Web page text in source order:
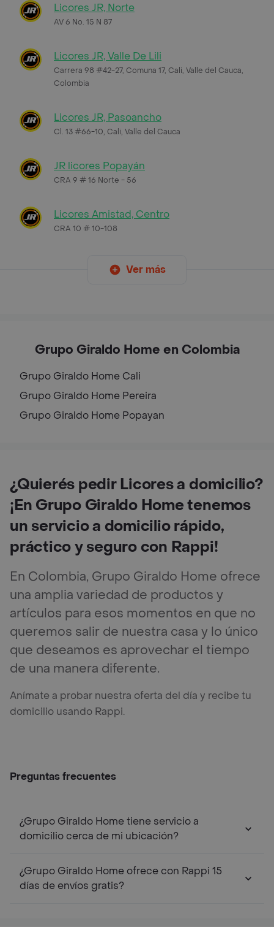
Licores JR, Norte
AV 6 No. 15 N 87
Licores JR, Valle De Lili
Carrera 98 #42-27, Comuna 17, Cali, Valle del Cauca,
Colombia
Licores JR, Pasoancho
Cl. 13 #66-10, Cali, Valle del Cauca
JR licores Popayán
CRA 9 # 16 Norte - 56
Licores Amistad, Centro
CRA 10 # 10-108
Ver más
Grupo Giraldo Home en Colombia
Grupo Giraldo Home Cali
Grupo Giraldo Home Pereira
Grupo Giraldo Home Popayan
¿Quierés pedir Licores a domicilio?
¡En Grupo Giraldo Home tenemos
un servicio a domicilio rápido,
práctico y seguro con Rappi!
En Colombia, Grupo Giraldo Home ofrece
una amplia variedad de productos y
artículos para esos momentos en que no
queremos salir de nuestra casa y lo único
que deseamos es aprovechar el tiempo
de una manera diferente.
Anímate a probar nuestra oferta del día y recibe tu
domicilio usando Rappi.
Preguntas frecuentes
¿Grupo Giraldo Home tiene servicio a
domicilio cerca de mi ubicación?
¿Grupo Giraldo Home ofrece con Rappi 15
días de envíos gratis?